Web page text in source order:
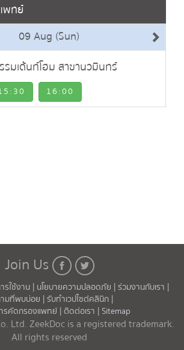
พทย์
09 Aug (Sun)
มเด้นท์โฮม สาขานวมินทร์
16:00
Join Us
รใช้งาน | นโยบายความปลอดภัย |ร่วมงานกับเรา |
มที่พบบ่อย |รับทำเวปไซต์คลินิก |
รคัดกรองแพทย์ |ติดต่อเรา |Sitemap
Ltd. ZeekDoc is a registered trademark.
All rights reserved